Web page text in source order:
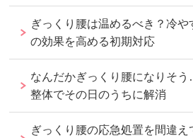
ぎっくり腰は温めるべき？冷
の効果を高める初期対応
なんだかぎっくり腰になりそ
整体でその日のうちに解消
ぎっくり腰の応急処置を間違え